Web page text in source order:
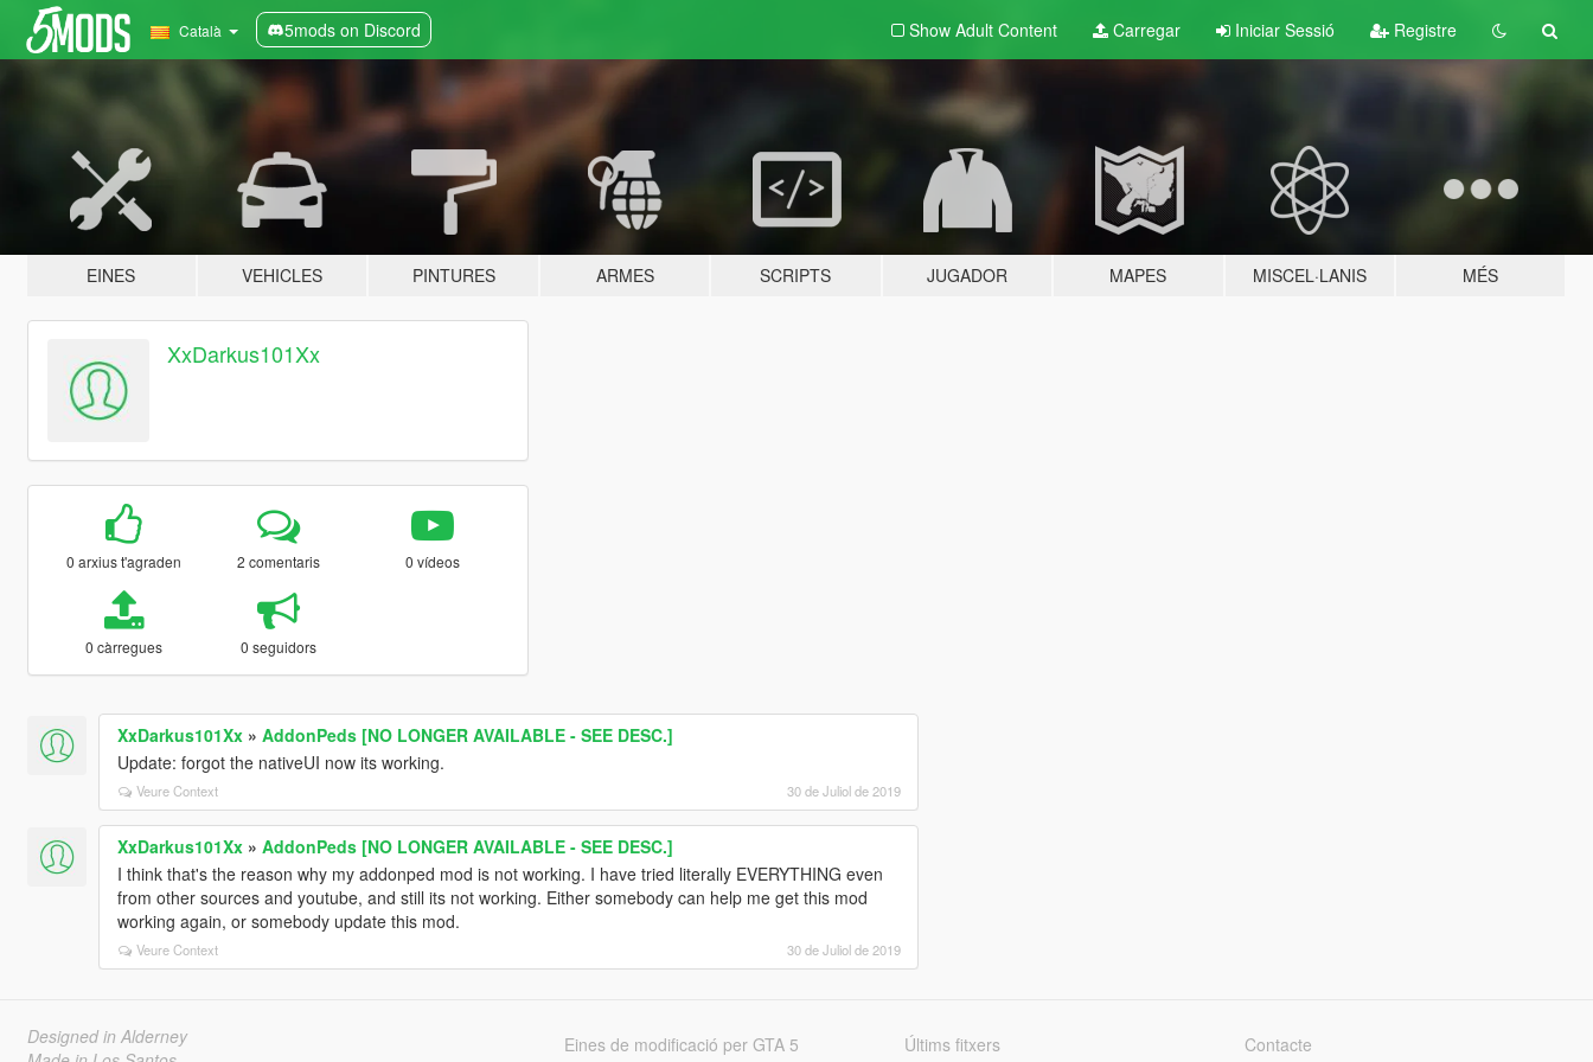
Català 5mods on Discord Show Adult Content Carregar Iniciar Sessió Registre
EINES VEHICLES PINTURES ARMES SCRIPTS JUGADOR MAPES MISCEL·LANIS MÉS
XxDarkus101Xx
0 arxius t'agraden 2 comentaris 0 vídeos
0 càrregues 0 seguidors
XxDarkus101Xx» AddonPeds [NO LONGER AVAILABLE - SEE DESC.]
Update: forgot the nativeUI now its working.
Veure Context 30 de Juliol de 2019
XxDarkus101Xx» AddonPeds [NO LONGER AVAILABLE - SEE DESC.]
I think that's the reason why my addonped mod is not working. I have tried literally EVERYTHING even
from other sources and youtube, and still its not working. Either somebody can help me get this mod
working again, or somebody update this mod.
Veure Context 30 de Juliol de 2019
Designed in Alderney
Eines de modificació per GTA 5 Últims fitxers Contacte